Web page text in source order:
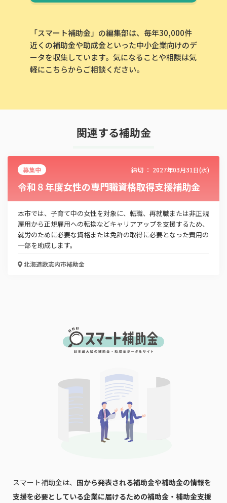
この補助金の情報をPDFダウンロード
会社名
メールアドレス
電話番号
「スマート補助金」の編集部は、毎年30,000件
近くの補助金や助成金といった中小企業向けのデ
ータを収集しています。気になることや相談は気
軽にこちらからご相談ください。
関連する補助金
募集中 締切 ： 2027年03月31日(水)
令和８年度女性の専門職資格取得支援補助金
本市では、子育て中の女性を対象に、転職、再就職または非正規
雇用から正規雇用への転換などキャリアアップを支援するため、
就労のために必要な資格または免許の取得に必要となった費用の
一部を助成します。
北海道歌志内市補助金
スマート補助金は、 国から発表される補助金や補助金の情報を
支援を必要としている企業に届けるための補助金・補助金支援